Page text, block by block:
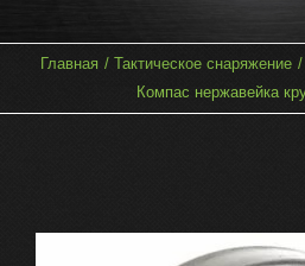
Главная Тактическое снаряжение
Компас нержавейка